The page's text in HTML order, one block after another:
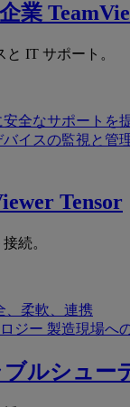
業
IT サポート。
安全なサポートを
バイスの監視と管
Tensor
続。
、柔軟、連携
ジー 製造現場へ
ルシュー